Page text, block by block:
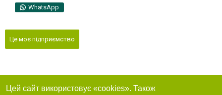
WhatsApp
Це моє підприємство
Цей сайт використовує «cookies». Також